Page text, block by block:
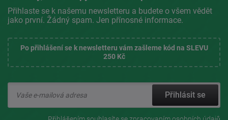
Přihlaste se k našemu newsletteru a budete o všem vědět
jako první. Žádný spam. Jen přínosné informace.
Po přihlášení se k newsletteru vám zašleme kód na SLEVU
250 Kč
Přihlásit se